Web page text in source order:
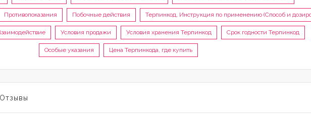
Противопоказания Побочные действия Терпинкод, Инструкция по применению (Способ и
Условия продажи Условия хранения Терпинкод Срок годности Терпинкод
Особые указания Цена Терпинкода, где купить
Отзывы